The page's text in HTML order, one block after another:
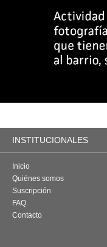
INSTITUCIONALES
Inicio
Quiénes somos
Suscripción
FAQ
Contacto